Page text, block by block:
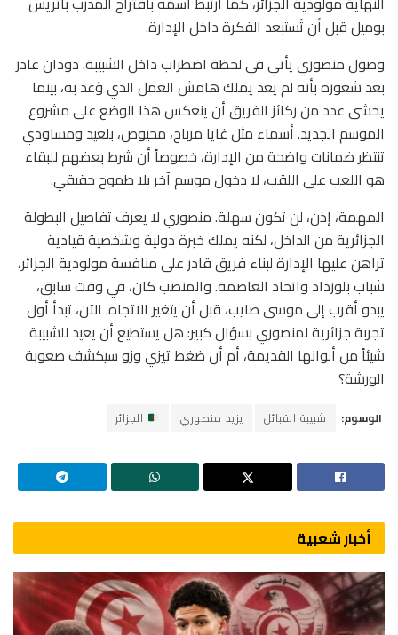
بوميل قبل أن تُستبعد الفكرة داخل الإدارة.
وصول منصوري يأتي في لحظة اضطراب داخل الشبيبة. دودان غادر
بعد شعوره بأنه لم يعد يملك هامش العمل الذي وُعد به، بينما
يخشى عدد من ركائز الفريق أن ينعكس هذا الوضع على مشروع
الموسم الجديد. أسماء مثل غايا مرباح، محيوص، بلعيد ومساودي
تنتظر ضمانات واضحة من الإدارة، خصوصاً أن شرط بعضهم للبقاء
هو اللعب على اللقب، لا دخول موسم آخر بلا طموح حقيقي.
المهمة، إذن، لن تكون سهلة. منصوري لا يعرف تفاصيل البطولة
الجزائرية من الداخل، لكنه يملك خبرة دولية وشخصية قيادية
تراهن عليها الإدارة لبناء فريق قادر على منافسة مولودية الجزائر،
شباب بلوزداد واتحاد العاصمة. والمنصب كان، في وقت سابق،
يبدو أقرب إلى موسى صايب، قبل أن يتغير الاتجاه. الآن، تبدأ أول
تجربة جزائرية لمنصوري بسؤال كبير: هل يستطيع أن يعيد للشبيبة
شيئاً من ألوانها القديمة، أم أن ضغط تيزي وزو سيكشف صعوبة
الورشة؟
الوسوم: شبيبة القبائل يزيد منصوري الجزائر
أخبار شعبية